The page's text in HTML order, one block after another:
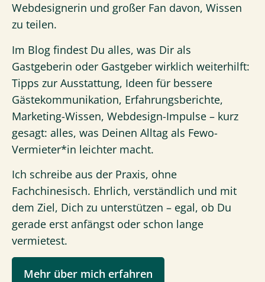
Webdesignerin und großer Fan davon, Wissen
zu teilen.
Im Blog findest Du alles, was Dir als
Gastgeberin oder Gastgeber wirklich weiterhilft:
Tipps zur Ausstattung, Ideen für bessere
Gästekommunikation, Erfahrungsberichte,
Marketing-Wissen, Webdesign-Impulse – kurz
gesagt: alles, was Deinen Alltag als Fewo-
Vermieter*in leichter macht.
Ich schreibe aus der Praxis, ohne
Fachchinesisch. Ehrlich, verständlich und mit
dem Ziel, Dich zu unterstützen – egal, ob Du
gerade erst anfängst oder schon lange
vermietest.
Mehr über mich erfahren